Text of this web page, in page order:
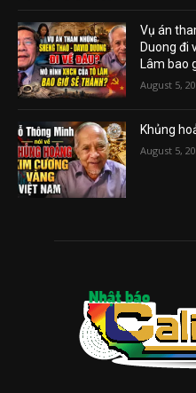
Vụ án
Duong đi
Lâm bao
August 5,
Khủng
August 5,